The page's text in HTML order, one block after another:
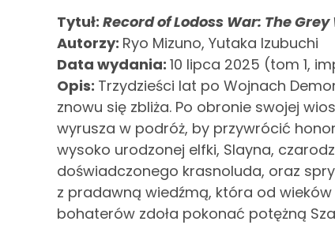
Tytuł: Record of Lodoss War: The
Autorzy: Ryo Mizuno, Yutaka Izubuchi
Data wydania: 10 lipca 2025 (tom 1,
Opis: Trzydzieści lat po Wojnach
znowu się zbliża. Po obronie swojej
wyrusza w podróż, by przywrócić
wysoko urodzonej elfki, Slayna,
doświadczonego krasnoluda, oraz
z pradawną wiedźmą, która od
bohaterów zdoła pokonać potężną